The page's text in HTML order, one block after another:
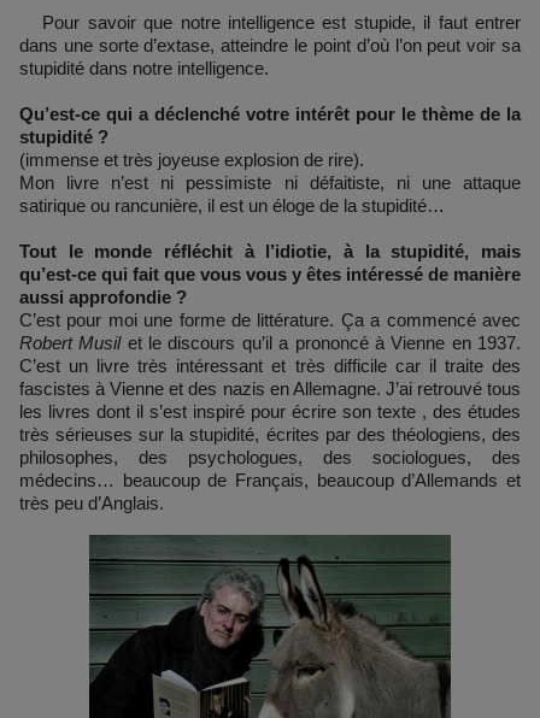
Pour savoir que notre intelligence est stupide, il faut entrer
dans une sorte d’extase, atteindre le point d’où l’on peut voir sa
stupidité dans notre intelligence.
Qu’est-ce qui a déclenché votre intérêt pour le thème de la
stupidité ?
(immense et très joyeuse explosion de rire).
Mon livre n’est ni pessimiste ni défaitiste, ni une attaque
satirique ou rancunière, il est un éloge de la stupidité…
Tout le monde réfléchit à l’idiotie, à la stupidité, mais
qu’est-ce qui fait que vous vous y êtes intéressé de manière
aussi approfondie ?
C’est pour moi une forme de littérature. Ça a commencé avec
Robert Musilet le discours qu’il a prononcé à Vienne en 1937.
C’est un livre très intéressant et très difficile car il traite des
fascistes à Vienne et des nazis en Allemagne. J’ai retrouvé tous
les livres dont il s’est inspiré pour écrire son texte , des études
très sérieuses sur la stupidité, écrites par des théologiens, des
philosophes, des psychologues, des sociologues, des
médecins… beaucoup de Français, beaucoup d’Allemands et
très peu d’Anglais.